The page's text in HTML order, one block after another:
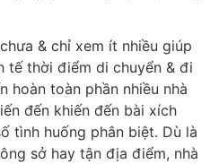
& chỉ xem ít nhiều giúp
tế thời điểm di chuyển & đi
hoàn toàn phần nhiều nhà
đến khiến đến bài xích
tình huống phân biệt. Dù là
sở hay tận địa điểm, nhà